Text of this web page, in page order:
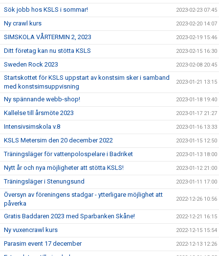
Sök jobb hos KSLS i sommar! 2023-02-23 07:45
Ny crawl kurs 2023-02-20 14:07
SIMSKOLA VÅRTERMIN 2, 2023 2023-02-19 15:46
Ditt företag kan nu stötta KSLS 2023-02-15 16:30
Sweden Rock 2023 2023-02-08 20:45
Startskottet för KSLS uppstart av konstsim sker i samband
med konstsimsuppvisning
2023-01-21 13:15
Ny spännande webb-shop! 2023-01-18 19:40
Kallelse till årsmöte 2023 2023-01-17 21:27
Intensivsimskola v.8 2023-01-16 13:33
KSLS Metersim den 20 december 2022 2023-01-15 12:50
Träningsläger för vattenpolospelare i Badriket 2023-01-13 18:00
Nytt år och nya möjligheter att stötta KSLS! 2023-01-12 21:00
Träningsläger i Stenungsund 2023-01-11 17:00
Översyn av föreningens stadgar - ytterligare möjlighet att
påverka
2022-12-26 10:56
Gratis Baddaren 2023 med Sparbanken Skåne! 2022-12-21 16:15
Ny vuxencrawl kurs 2022-12-15 15:54
Parasim event 17 december 2022-12-13 12:26